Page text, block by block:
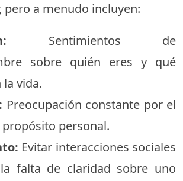
pero a menudo incluyen:
Sentimientos de
sobre quién eres y qué
vida.
Preocupación constante por el
personal.
Evitar interacciones sociales
falta de claridad sobre uno